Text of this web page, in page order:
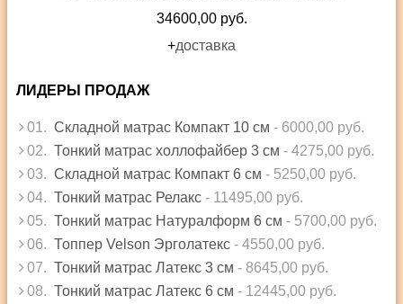
34600,00 руб.
+доставка
ЛИДЕРЫ ПРОДАЖ
01. Складной матрас Компакт 10 см - 6000,00 руб.
02. Тонкий матрас холлофайбер 3 см - 4275,00 руб.
03. Складной матрас Компакт 6 см - 5250,00 руб.
04. Тонкий матрас Релакс - 11495,00 руб.
05. Тонкий матрас Натуралформ 6 см - 5700,00 руб.
06. Топпер Velson Эрголатекс - 4550,00 руб.
07. Тонкий матрас Латекс 3 см - 8645,00 руб.
08. Тонкий матрас Латекс 6 см - 12445,00 руб.